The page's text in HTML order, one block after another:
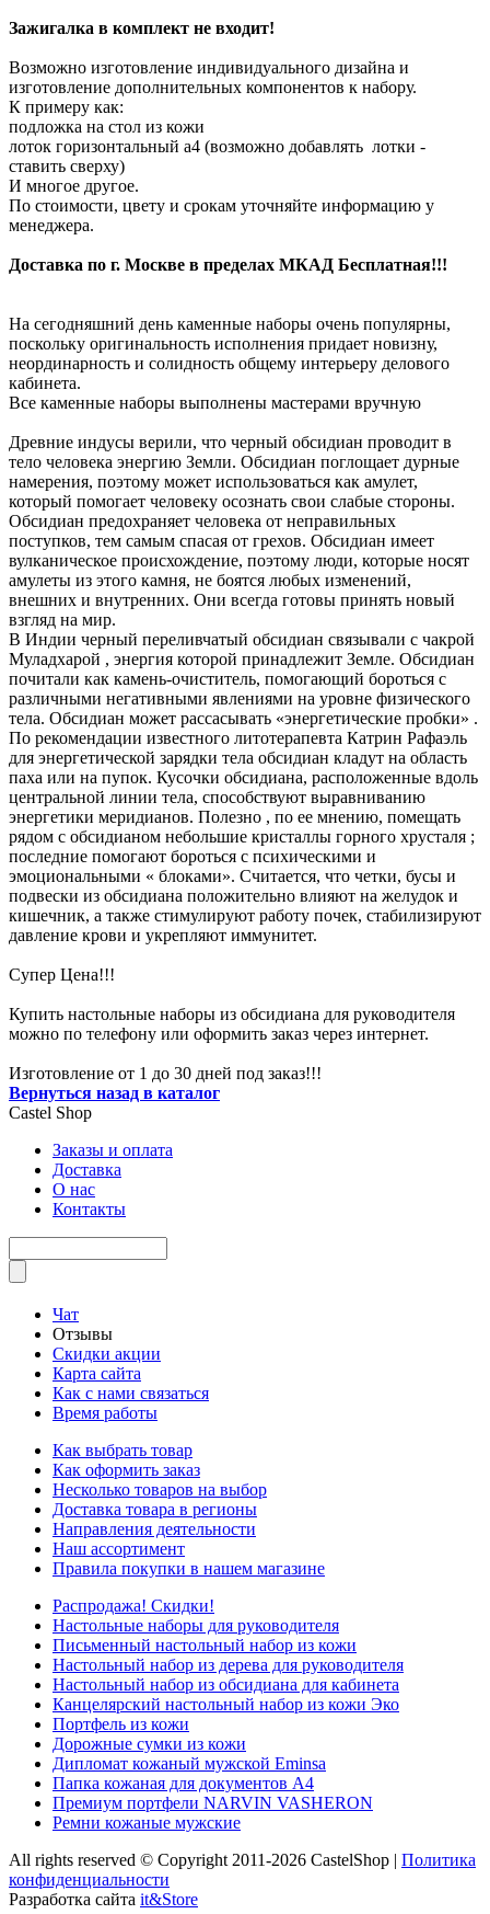
Зажигалка в комплект не входит!
Возможно изготовление индивидуального дизайна и
изготовление дополнительных компонентов к набору.
К примеру как:
подложка на стол из кожи
лоток горизонтальный а4 (возможно добавлять лотки -
ставить сверху)
И многое другое.
По стоимости, цвету и срокам уточняйте информацию у
менеджера.
Доставка по г. Москве в пределах МКАД Бесплатная!!!
На сегодняшний день каменные наборы очень популярны,
поскольку оригинальность исполнения придает новизну,
неординарность и солидность общему интерьеру делового
кабинета.
Все каменные наборы выполнены мастерами вручную
Древние индусы верили, что черный обсидиан проводит в
тело человека энергию Земли. Обсидиан поглощает дурные
намерения, поэтому может использоваться как амулет,
который помогает человеку осознать свои слабые стороны.
Обсидиан предохраняет человека от неправильных
поступков, тем самым спасая от грехов. Обсидиан имеет
вулканическое происхождение, поэтому люди, которые носят
амулеты из этого камня, не боятся любых изменений,
внешних и внутренних. Они всегда готовы принять новый
взгляд на мир.
В Индии черный переливчатый обсидиан связывали с чакрой
Муладхарой , энергия которой принадлежит Земле. Обсидиан
почитали как камень-очиститель, помогающий бороться с
различными негативными явлениями на уровне физического
тела. Обсидиан может рассасывать «энергетические пробки» .
По рекомендации известного литотерапевта Катрин Рафаэль
для энергетической зарядки тела обсидиан кладут на область
паха или на пупок. Кусочки обсидиана, расположенные вдоль
центральной линии тела, способствуют выравниванию
энергетики меридианов. Полезно , по ее мнению, помещать
рядом с обсидианом небольшие кристаллы горного хрусталя ;
последние помогают бороться с психическими и
эмоциональными « блоками». Считается, что четки, бусы и
подвески из обсидиана положительно влияют на желудок и
кишечник, а также стимулируют работу почек, стабилизируют
давление крови и укрепляют иммунитет.
Супер Цена!!!
Купить настольные наборы из обсидиана для руководителя
можно по телефону или оформить заказ через интернет.
Изготовление от 1 до 30 дней под заказ!!!
Вернуться назад в каталог
Castel Shop
Заказы и оплата
Доставка
О нас
Контакты
Чат
Отзывы
Скидки акции
Карта сайта
Как с нами связаться
Время работы
Как выбрать товар
Как оформить заказ
Несколько товаров на выбор
Доставка товара в регионы
Направления деятельности
Наш ассортимент
Правила покупки в нашем магазине
Распродажа! Скидки!
Настольные наборы для руководителя
Письменный настольный набор из кожи
Настольный набор из дерева для руководителя
Настольный набор из обсидиана для кабинета
Канцелярский настольный набор из кожи Эко
Портфель из кожи
Дорожные сумки из кожи
Дипломат кожаный мужской Eminsa
Папка кожаная для документов А4
Премиум портфели NARVIN VASHERON
Ремни кожаные мужские
All rights reserved © Copyright 2011-2026 CastelShop | Политика
конфиденциальности
Разработка сайта it&Store